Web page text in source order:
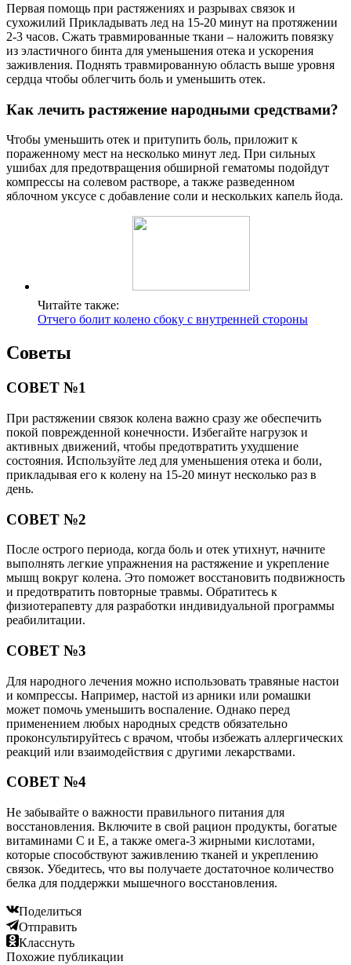
Первая помощь при растяжениях и разрывах связок и
сухожилий Прикладывать лед на 15-20 минут на протяжении
2-3 часов. Сжать травмированные ткани – наложить повязку
из эластичного бинта для уменьшения отека и ускорения
заживления. Поднять травмированную область выше уровня
сердца чтобы облегчить боль и уменьшить отек.
Как лечить растяжение народными средствами?
Чтобы уменьшить отек и притупить боль, приложит к
пораженному мест на несколько минут лед. При сильных
ушибах для предотвращения обширной гематомы подойдут
компрессы на солевом растворе, а также разведенном
яблочном уксусе с добавление соли и нескольких капель йода.
Читайте также:
Отчего болит колено сбоку с внутренней стороны
Советы
СОВЕТ №1
При растяжении связок колена важно сразу же обеспечить
покой поврежденной конечности. Избегайте нагрузок и
активных движений, чтобы предотвратить ухудшение
состояния. Используйте лед для уменьшения отека и боли,
прикладывая его к колену на 15-20 минут несколько раз в
день.
СОВЕТ №2
После острого периода, когда боль и отек утихнут, начните
выполнять легкие упражнения на растяжение и укрепление
мышц вокруг колена. Это поможет восстановить подвижность
и предотвратить повторные травмы. Обратитесь к
физиотерапевту для разработки индивидуальной программы
реабилитации.
СОВЕТ №3
Для народного лечения можно использовать травяные настои
и компрессы. Например, настой из арники или ромашки
может помочь уменьшить воспаление. Однако перед
применением любых народных средств обязательно
проконсультируйтесь с врачом, чтобы избежать аллергических
реакций или взаимодействия с другими лекарствами.
СОВЕТ №4
Не забывайте о важности правильного питания для
восстановления. Включите в свой рацион продукты, богатые
витаминами C и E, а также омега-3 жирными кислотами,
которые способствуют заживлению тканей и укреплению
связок. Убедитесь, что вы получаете достаточное количество
белка для поддержки мышечного восстановления.
Поделиться
Отправить
Класснуть
Похожие публикации